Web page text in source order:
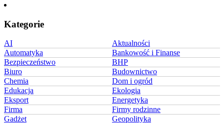
Kategorie
AI
Aktualności
Automatyka
Bankowość i Finanse
Bezpieczeństwo
BHP
Biuro
Budownictwo
Chemia
Dom i ogród
Edukacja
Ekologia
Eksport
Energetyka
Firma
Firmy rodzinne
Gadżet
Geopolityka